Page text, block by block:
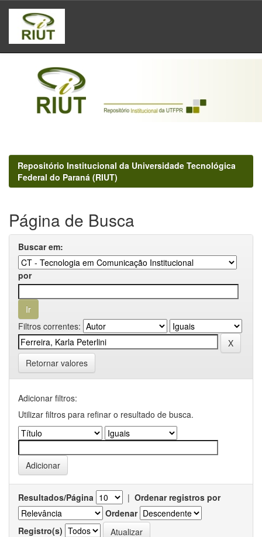
Skip
navigation
Repositório Institucional da Universidade Tecnológica
Federal do Paraná (RIUT)
Página de Busca
Buscar em:
por
Filtros correntes:
Retornar valores
Adicionar filtros:
Utilizar filtros para refinar o resultado de busca.
Resultados/Página | Ordenar registros por
Ordenar
Registro(s)